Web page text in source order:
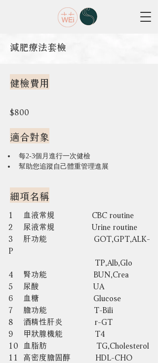
減肥療法套檢
健檢費用
$800
適合對象
每2-3個月進行一次健檢
幫助您追蹤自己體重管理進展
細項名稱
1    血液常規               CBC routine
2    尿液常規               Urine routine
3    肝功能                   GOT,GPT,ALK-
P
                                   TP,Alb,Glo
4    腎功能                   BUN,Crea
5    尿酸                      UA
6    血糖                      Glucose
7    膽功能                   T-Bili
8 酒精性肝炎             r-GT
9    甲狀腺機能             T4
10  血脂肪                    TG,Cholesterol
11  高密度膽固醇          HDL-CHO